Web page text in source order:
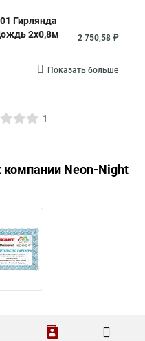
Гирлянда
2x0,8м
2 750,58 ₽
Показать больше
1
Neon-Night